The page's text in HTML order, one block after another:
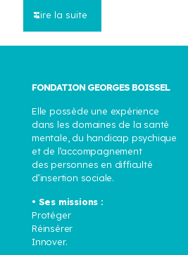
Lire la suite
FONDATION GEORGES BOISSEL
Elle possède une expérience
dans les domaines de la santé
mentale, du handicap psychique
et de l’accompagnement
des personnes en difficulté
d’insertion sociale.
• Ses missions :
Protéger
Réinsérer
Innover.